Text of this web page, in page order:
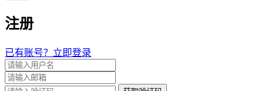
注册
已有账号？立即登录